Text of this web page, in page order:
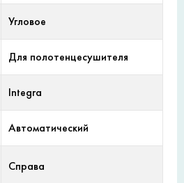
Угловое
Для полотенцесушителя
Integra
Автоматический
Справа